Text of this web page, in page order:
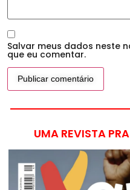
Salvar meus dados neste
que eu comentar.
UMA REVISTA